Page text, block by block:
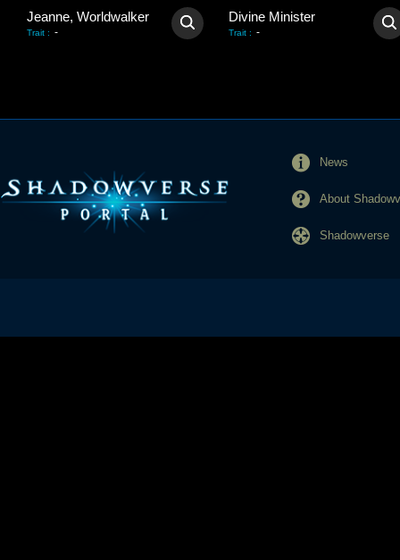
Jeanne, Worldwalker
Trait : -
Divine Minister
Trait : -
News
About
Shadowverse